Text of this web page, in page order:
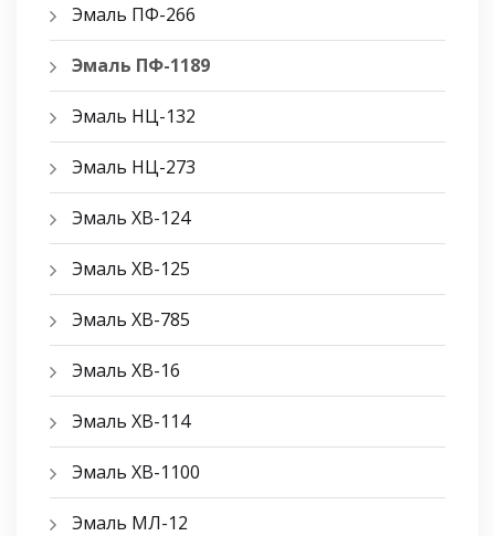
Эмаль ПФ-266
Эмаль ПФ-1189
Эмаль НЦ-132
Эмаль НЦ-273
Эмаль ХВ-124
Эмаль ХВ-125
Эмаль ХВ-785
Эмаль ХВ-16
Эмаль ХВ-114
Эмаль ХВ-1100
Эмаль МЛ-12